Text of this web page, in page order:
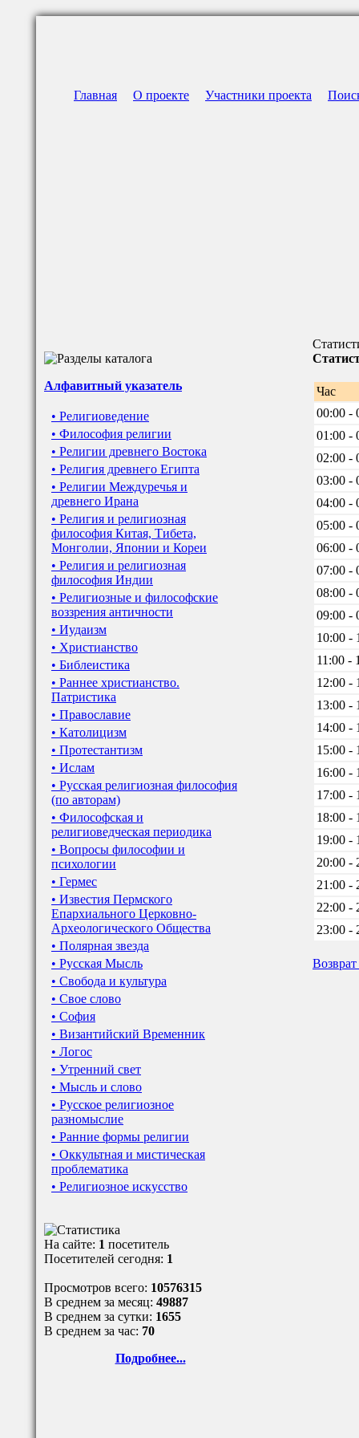
Главная О проекте Участники проекта
Алфавитный указатель
• Религиоведение
• Философия религии
• Религии древнего Востока
• Религия древнего Египта
• Религии Междуречья и
древнего Ирана
• Религия и религиозная
философия Китая, Тибета,
Монголии, Японии и Кореи
• Религия и религиозная
философия Индии
• Религиозные и философские
воззрения античности
• Иудаизм
• Христианство
• Библеистика
• Раннее христианство.
Патристика
• Православие
• Католицизм
• Протестантизм
• Ислам
• Русская религиозная философия
(по авторам)
• Философская и
религиоведческая периодика
• Вопросы философии и
психологии
• Гермес
• Известия Пермского
Епархиального Церковно-
Археологического Общества
• Полярная звезда
• Русская Мысль
• Свобода и культура
• Свое слово
• София
• Византийский Временник
• Логос
• Утренний свет
• Мысль и слово
• Русское религиозное
разномыслие
• Ранние формы религии
• Оккультная и мистическая
проблематика
• Религиозное искусство
На сайте: 1 посетитель
Посетителей сегодня: 1
Просмотров всего: 10576315
В среднем за месяц: 49887
В среднем за сутки: 1655
В среднем за час: 70
Подробнее...
Час
00:00 -
01:00 -
02:00 -
03:00 -
04:00 -
05:00 -
06:00 -
07:00 -
08:00 -
09:00 -
10:00 -
11:00 -
12:00 -
13:00 -
14:00 -
15:00 -
16:00 -
17:00 -
18:00 -
19:00 -
20:00 -
21:00 -
22:00 -
23:00 -
Возврат